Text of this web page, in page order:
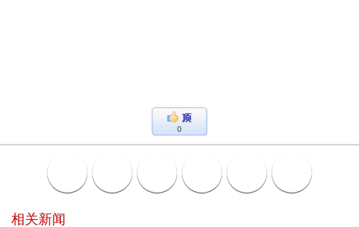
0
相关新闻